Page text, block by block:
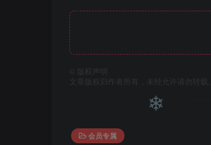
版权声明
文章版权归作者所有，未经允许请勿转载。
会员专属
❄